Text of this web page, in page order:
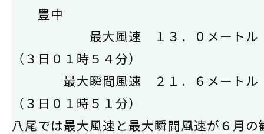
豊中
最大風速 １３．０メートル
（３日０１時５４分）
最大瞬間風速 ２１．６メー
（３日０１時５１分）
八尾では最大風速と最大瞬間風速が６月の